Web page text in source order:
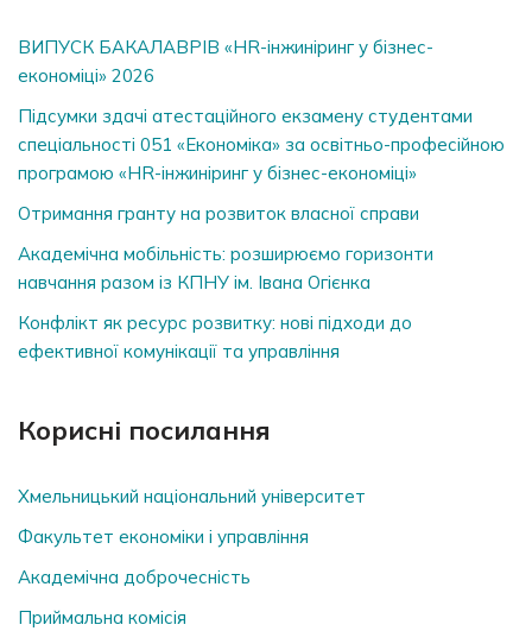
ВИПУСК БАКАЛАВРІВ «HR-інжиніринг у бізнес-
економіці» 2026
Підсумки здачі атестаційного екзамену студентами
спеціальності 051 «Економіка» за освітньо-професійною
програмою «HR-інжиніринг у бізнес-економіці»
Отримання гранту на розвиток власної справи
Академічна мобільність: розширюємо горизонти
навчання разом із КПНУ ім. Івана Огієнка
Конфлікт як ресурс розвитку: нові підходи до
ефективної комунікації та управління
Корисні посилання
Хмельницький національний університет
Факультет економіки і управління
Академічна доброчесність
Приймальна комісія